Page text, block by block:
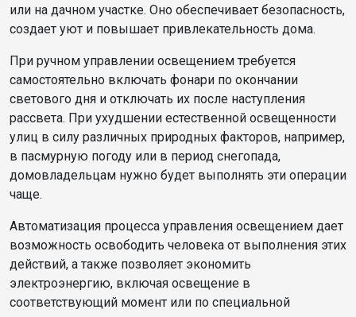
или на дачном участке. Оно обеспечивает безопасность,
создает уют и повышает привлекательность дома.
При ручном управлении освещением требуется
самостоятельно включать фонари по окончании
светового дня и отключать их после наступления
рассвета. При ухудшении естественной освещенности
улиц в силу различных природных факторов, например,
в пасмурную погоду или в период снегопада,
домовладельцам нужно будет выполнять эти операции
чаще.
Автоматизация процесса управления освещением дает
возможность освободить человека от выполнения этих
действий, а также позволяет экономить
электроэнергию, включая освещение в
соответствующий момент или по специальной